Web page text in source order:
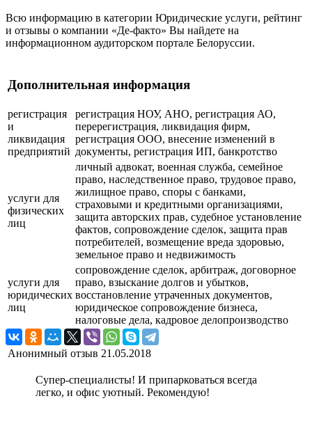
Всю информацию в категории Юридические услуги, рейтинг
и отзывы о компании «Де-факто» Вы найдете на
информационном аудиторском портале Белоруссии.
Дополнительная информация
регистрация
и
ликвидация
предприятий
регистрация НОУ, АНО, регистрация АО,
перерегистрация, ликвидация фирм,
регистрация ООО, внесение изменений в
документы, регистрация ИП, банкротство
услуги для
физических
лиц
личный адвокат, военная служба, семейное
право, наследственное право, трудовое право,
жилищное право, споры с банками,
страховыми и кредитными организациями,
защита авторских прав, судебное установление
фактов, сопровождение сделок, защита прав
потребителей, возмещение вреда здоровью,
земельное право и недвижимость
услуги для
юридических
лиц
сопровождение сделок, арбитраж, договорное
право, взыскание долгов и убытков,
восстановление утраченных документов,
юридическое сопровождение бизнеса,
налоговые дела, кадровое делопроизводство
Анонимный отзыв 21.05.2018
Супер-специалисты! И припарковаться всегда
легко, и офис уютный. Рекомендую!